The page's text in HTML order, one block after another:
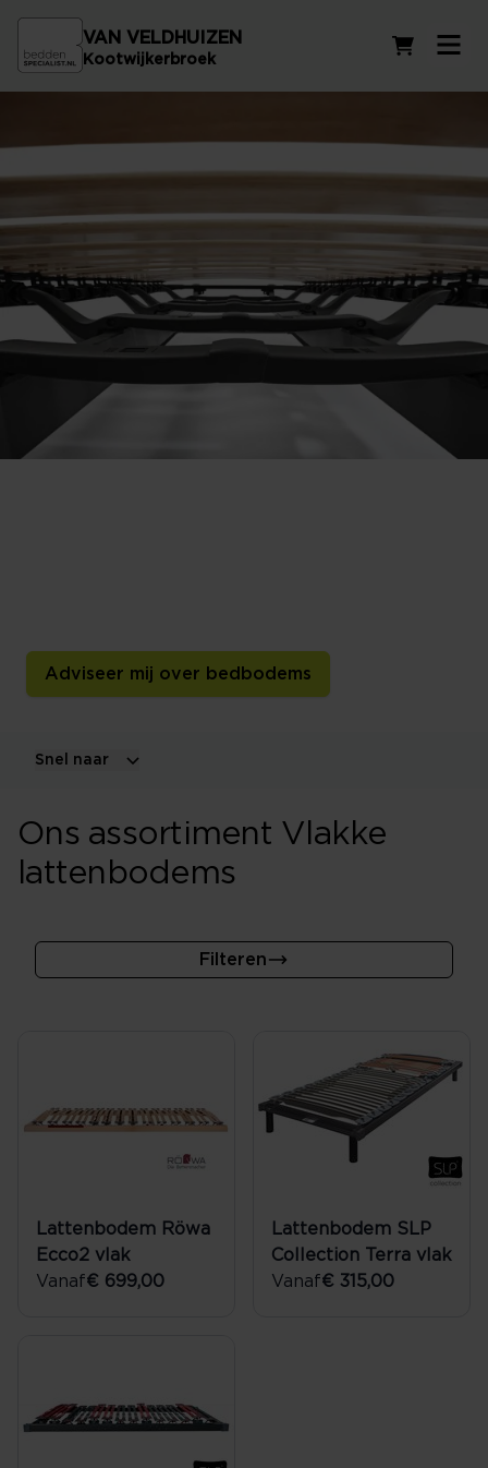
VAN VELDHUIZEN
Kootwijkerbroek
Adviseer mij over bedbodems
Snel naar
Ons assortiment Vlakke
lattenbodems
Filteren
Lattenbodem Röwa
Ecco2 vlak
Vanaf€ 699,00
Lattenbodem SLP
Collection Terra vlak
Vanaf€ 315,00